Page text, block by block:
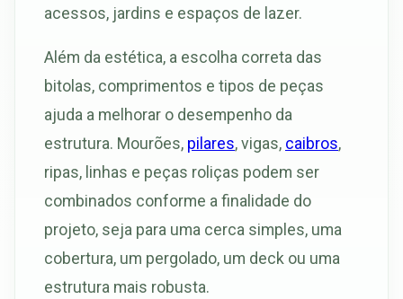
acessos, jardins e espaços de lazer.
Além da estética, a escolha correta das
bitolas, comprimentos e tipos de peças
ajuda a melhorar o desempenho da
estrutura. Mourões, pilares, vigas, caibros,
ripas, linhas e peças roliças podem ser
combinados conforme a finalidade do
projeto, seja para uma cerca simples, uma
cobertura, um pergolado, um deck ou uma
estrutura mais robusta.